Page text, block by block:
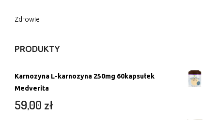
Zdrowie
PRODUKTY
Karnozyna L-karnozyna 250mg 60kapsułek
Medverita
59,00 zł